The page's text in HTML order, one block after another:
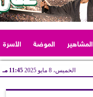
المشاهير الموضة الأسرة
الخميس، 8 مايو 2025 11:45 مـ